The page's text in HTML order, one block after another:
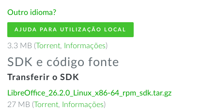
Outro idioma?
AJUDA PARA UTILIZAÇÃO LOCAL
3.3 MB (Torrent, Informações)
SDK e código fonte
Transferir o SDK
LibreOffice_26.2.0_Linux_x86-64_rpm_sdk.tar.gz
27 MB (Torrent, Informações)